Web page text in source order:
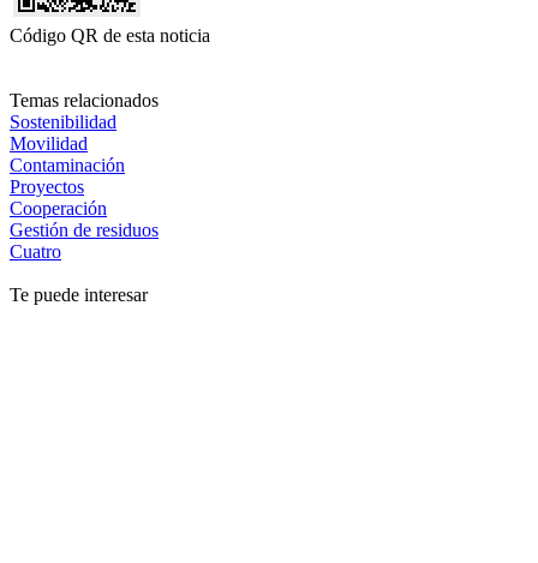
Código QR de esta noticia
Temas relacionados
Sostenibilidad
Movilidad
Contaminación
Proyectos
Cooperación
Gestión de residuos
Cuatro
Te puede interesar